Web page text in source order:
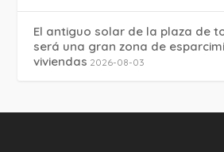
El antiguo solar de la plaza de
será una gran zona de
viviendas 2026-08-03